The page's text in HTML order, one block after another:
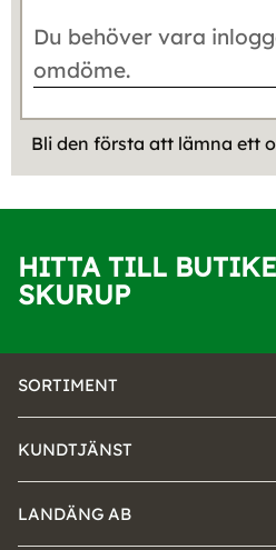
Bli den första att lämna ett
HITTA TILL
SKURUP
SORTIMENT
KUNDTJÄNST
LANDÄNG AB